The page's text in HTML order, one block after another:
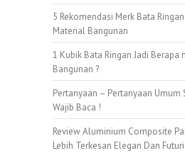
5 Rekomendasi Merk Bata
Material Bangunan
1 Kubik Bata Ringan Jadi Berapa
Bangunan ?
Pertanyaan – Pertanyaan Umum
Wajib Baca !
Review Aluminium Composite
Lebih Terkesan Elegan Dan